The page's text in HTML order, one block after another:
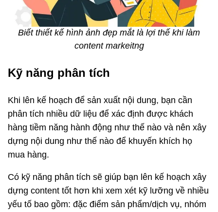
Biết thiết kế hình ảnh đẹp mắt là lợi thế khi làm
content markeitng
Kỹ năng phân tích
Khi lên kế hoạch để sản xuất nội dung, bạn cần
phân tích nhiều dữ liệu để xác định được khách
hàng tiềm năng hành động như thế nào và nên xây
dựng nội dung như thế nào để khuyến khích họ
mua hàng.
Có kỹ năng phân tích sẽ giúp bạn lên kế hoạch xây
dựng content tốt hơn khi xem xét kỹ lưỡng về nhiều
yếu tố bao gồm: đặc điểm sản phẩm/dịch vụ, nhóm